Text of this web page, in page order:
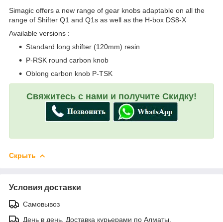
Simagic offers a new range of gear knobs adaptable on all the
range of Shifter Q1 and Q1s as well as the H-box DS8-X
Available versions :
Standard long shifter (120mm) resin
P-RSK round carbon knob
Oblong carbon knob P-TSK
Свяжитесь с нами и получите Скидку!
Скрыть
Условия доставки
Самовывоз
День в день. Доставка курьерами по Алматы.